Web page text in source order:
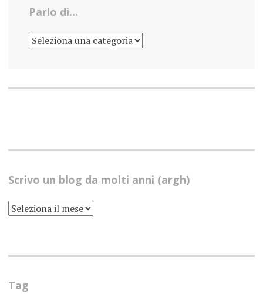
Parlo di…
PARLO
DI…
Scrivo un blog da molti anni (argh)
SCRIVO
UN
(ARGH)
Tag